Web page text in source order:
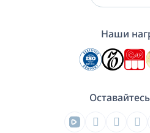
Наши